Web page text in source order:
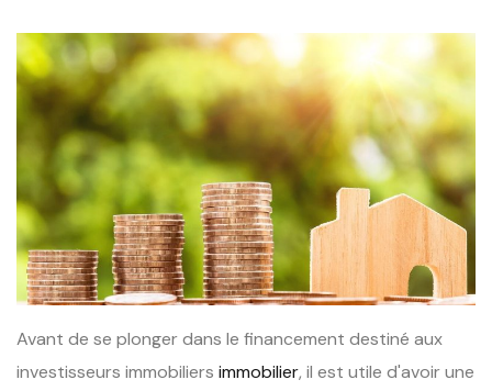
Avant de se plonger dans le financement destiné aux
investisseurs immobiliers immobilier, il est utile d'avoir une